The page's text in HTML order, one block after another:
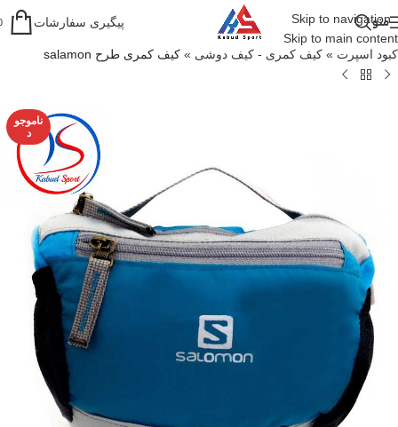
Skip to navigation
Skip to main content
منو پیگیری سفارشات
کبود اسپرت » کیف کمری - کیف دوشی » کیف کمری طرح salamon
ناموجو
د